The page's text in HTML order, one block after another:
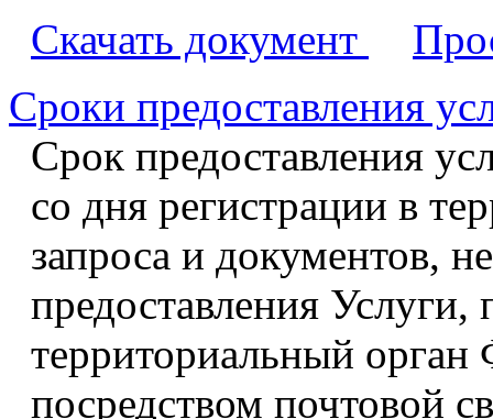
Скачать документ
Сроки предоставления
Срок предоставления
со дня регистрации в
запроса и документов,
предоставления Услуги,
территориальный орган
посредством почтовой